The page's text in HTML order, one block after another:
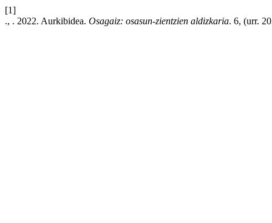
[1]
., . 2022. Aurkibidea. Osagaiz: osasun-zientzien aldizkaria. 6, (urr.